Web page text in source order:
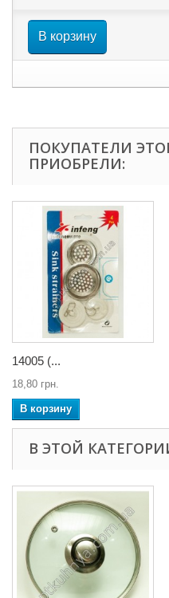
В корзину
ПОКУПАТЕЛИ
ПРИОБРЕЛИ:
14005 (...
18,80 грн.
В корзину
В ЭТОЙ